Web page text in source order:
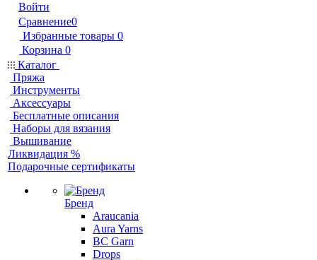
Войти
Сравнение0
Избранные товары 0
Корзина 0
Каталог
Пряжа
Инструменты
Аксессуары
Бесплатные описания
Наборы для вязания
Вышивание
Ликвидация %
Подарочные сертификаты
Бренд
Araucania
Aura Yarns
BC Garn
Drops